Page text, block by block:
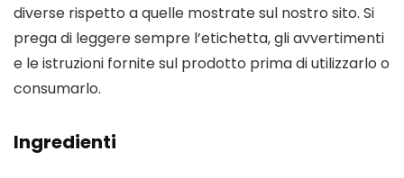
diverse rispetto a quelle mostrate sul nostro sito. Si
prega di leggere sempre l’etichetta, gli avvertimenti
e le istruzioni fornite sul prodotto prima di utilizzarlo o
consumarlo.
Ingredienti